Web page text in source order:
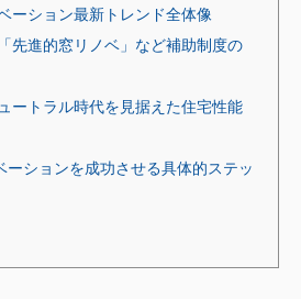
ーション最新トレンド全体像
先進的窓リノベ」など補助制度の
ートラル時代を見据えた住宅性能
ーションを成功させる具体的ステッ